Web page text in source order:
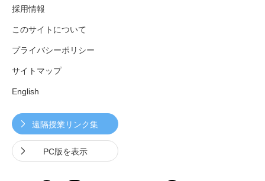
採用情報
このサイトについて
プライバシーポリシー
サイトマップ
English
遠隔授業リンク集
PC版を表示